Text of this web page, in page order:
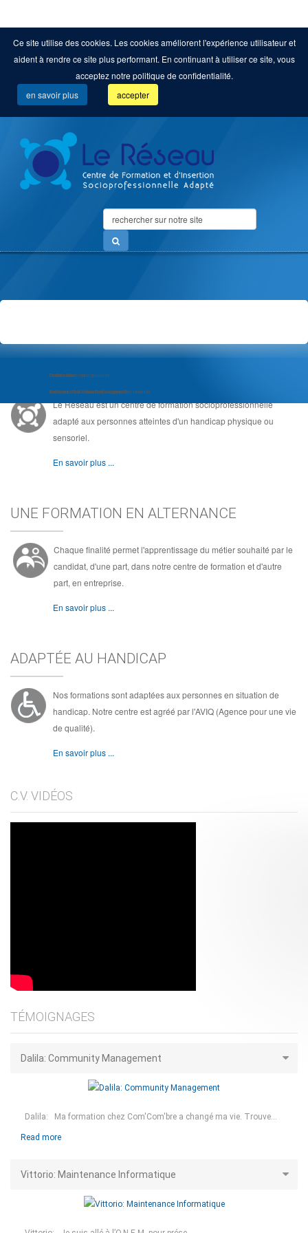
Ce site utilise des cookies. Les cookies améliorent l'expérience utilisateur et
aident à rendre ce site plus performant. En continuant à utiliser ce site, vous
acceptez notre politique de confidentialité.
en savoir plus
accepter
Search
...
Module d'Accompagnement
au Projet d'Insertion Professionnelle
Com'Com'bre
Formation de Community Manager
Le Réseau
Au coeur de la formation socioprofessionnelle
Le Réseau est un centre de formation socioprofessionnelle
adapté aux personnes atteintes d'un handicap physique ou
sensoriel.
En savoir plus ...
UNE FORMATION EN ALTERNANCE
Chaque finalité permet l'apprentissage du métier souhaité par le
candidat, d'une part, dans notre centre de formation et d'autre
part, en entreprise.
En savoir plus ...
ADAPTÉE AU HANDICAP
Nos formations sont adaptées aux personnes en situation de
handicap. Notre centre est agréé par l'AVIQ (Agence pour une vie
de qualité).
En savoir plus ...
C.V. VIDÉOS
TÉMOIGNAGES
Dalila: Community Management
Dalila: Ma formation chez Com'Com'bre a changé ma vie. Trouve...
Read more
Vittorio: Maintenance Informatique